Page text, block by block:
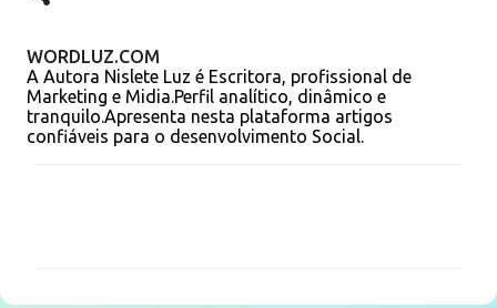
WORDLUZ.COM
A Autora Nislete Luz é Escritora, profissional de
Marketing e Midia.Perfil analítico, dinâmico e
tranquilo.Apresenta nesta plataforma artigos
confiáveis para o desenvolvimento Social.